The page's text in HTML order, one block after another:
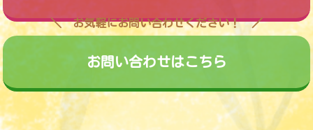
お気軽にお問い合わせください！
お問い合わせはこちら